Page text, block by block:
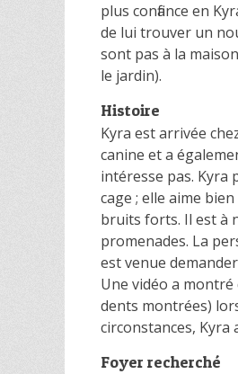
plus confiance en
de lui trouver un
sont pas à la
le jardin).
Histoire
Kyra est arrivée
canine et a
intéresse pas. Kyra
cage ; elle aime
bruits forts. Il est à
promenades. La
est venue
Une vidéo a
dents montrées)
circonstances,
Foyer recherché